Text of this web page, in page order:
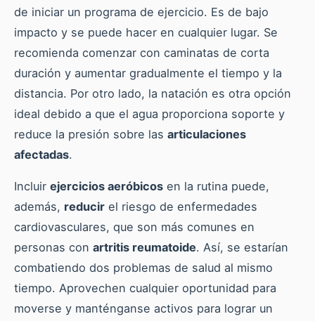
de iniciar un programa de ejercicio. Es de bajo
impacto y se puede hacer en cualquier lugar. Se
recomienda comenzar con caminatas de corta
duración y aumentar gradualmente el tiempo y la
distancia. Por otro lado, la natación es otra opción
ideal debido a que el agua proporciona soporte y
reduce la presión sobre las articulaciones
afectadas.
Incluir ejercicios aeróbicos en la rutina puede,
además, reducir el riesgo de enfermedades
cardiovasculares, que son más comunes en
personas con artritis reumatoide. Así, se estarían
combatiendo dos problemas de salud al mismo
tiempo. Aprovechen cualquier oportunidad para
moverse y manténganse activos para lograr un